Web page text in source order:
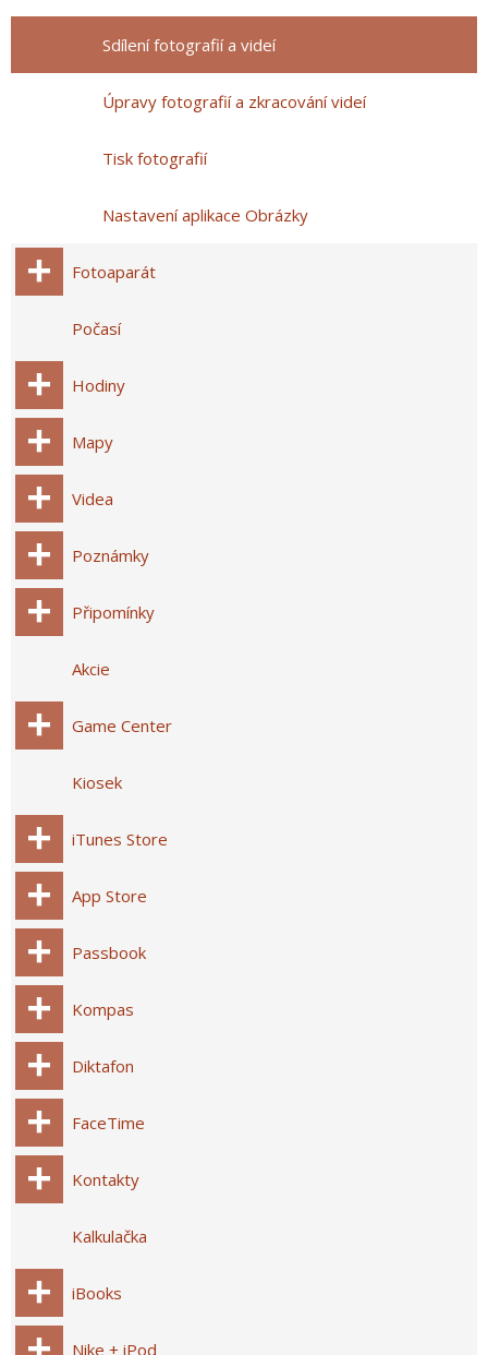
Sdílení fotografií a videí
Úpravy fotografií a zkracování videí
Tisk fotografií
Nastavení aplikace Obrázky
Fotoaparát
Počasí
Hodiny
Mapy
Videa
Poznámky
Připomínky
Akcie
Game Center
Kiosek
iTunes Store
App Store
Passbook
Kompas
Diktafon
FaceTime
Kontakty
Kalkulačka
iBooks
Nike + iPod